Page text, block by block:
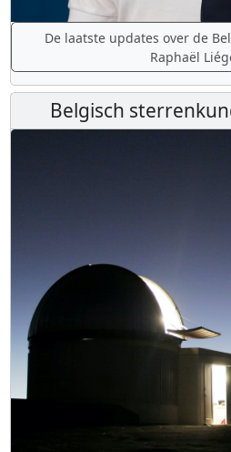
De laatste updates over de
Raphaël
Belgisch